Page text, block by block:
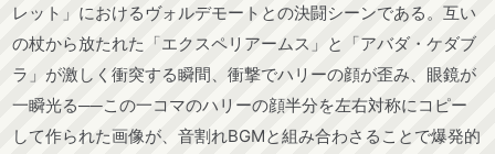
レット」におけるヴォルデモートとの決闘シーンである。互い
の杖から放たれた「エクスペリアームス」と「アバダ・ケダブ
ラ」が激しく衝突する瞬間、衝撃でハリーの顔が歪み、眼鏡が
一瞬光る──この一コマのハリーの顔半分を左右対称にコピー
して作られた画像が、音割れBGMと組み合わさることで爆発的